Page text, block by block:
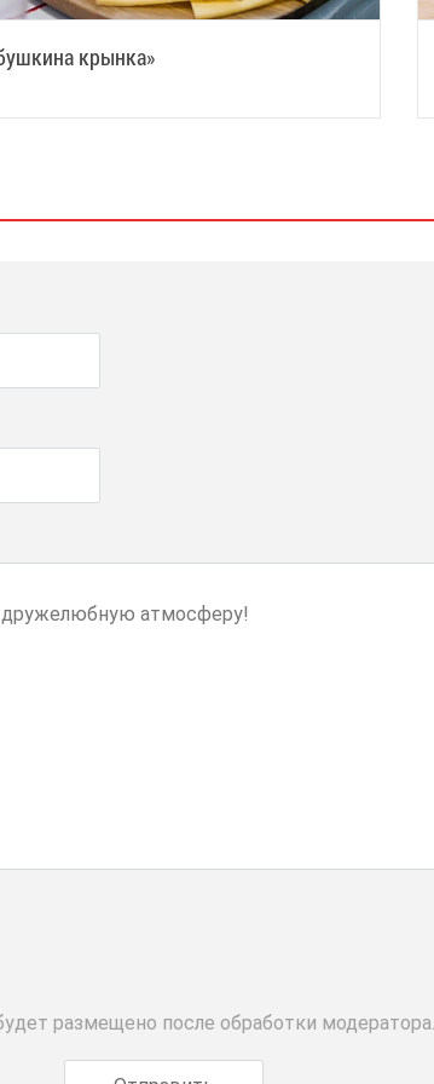
крынка»
размещено после обработки модератора.